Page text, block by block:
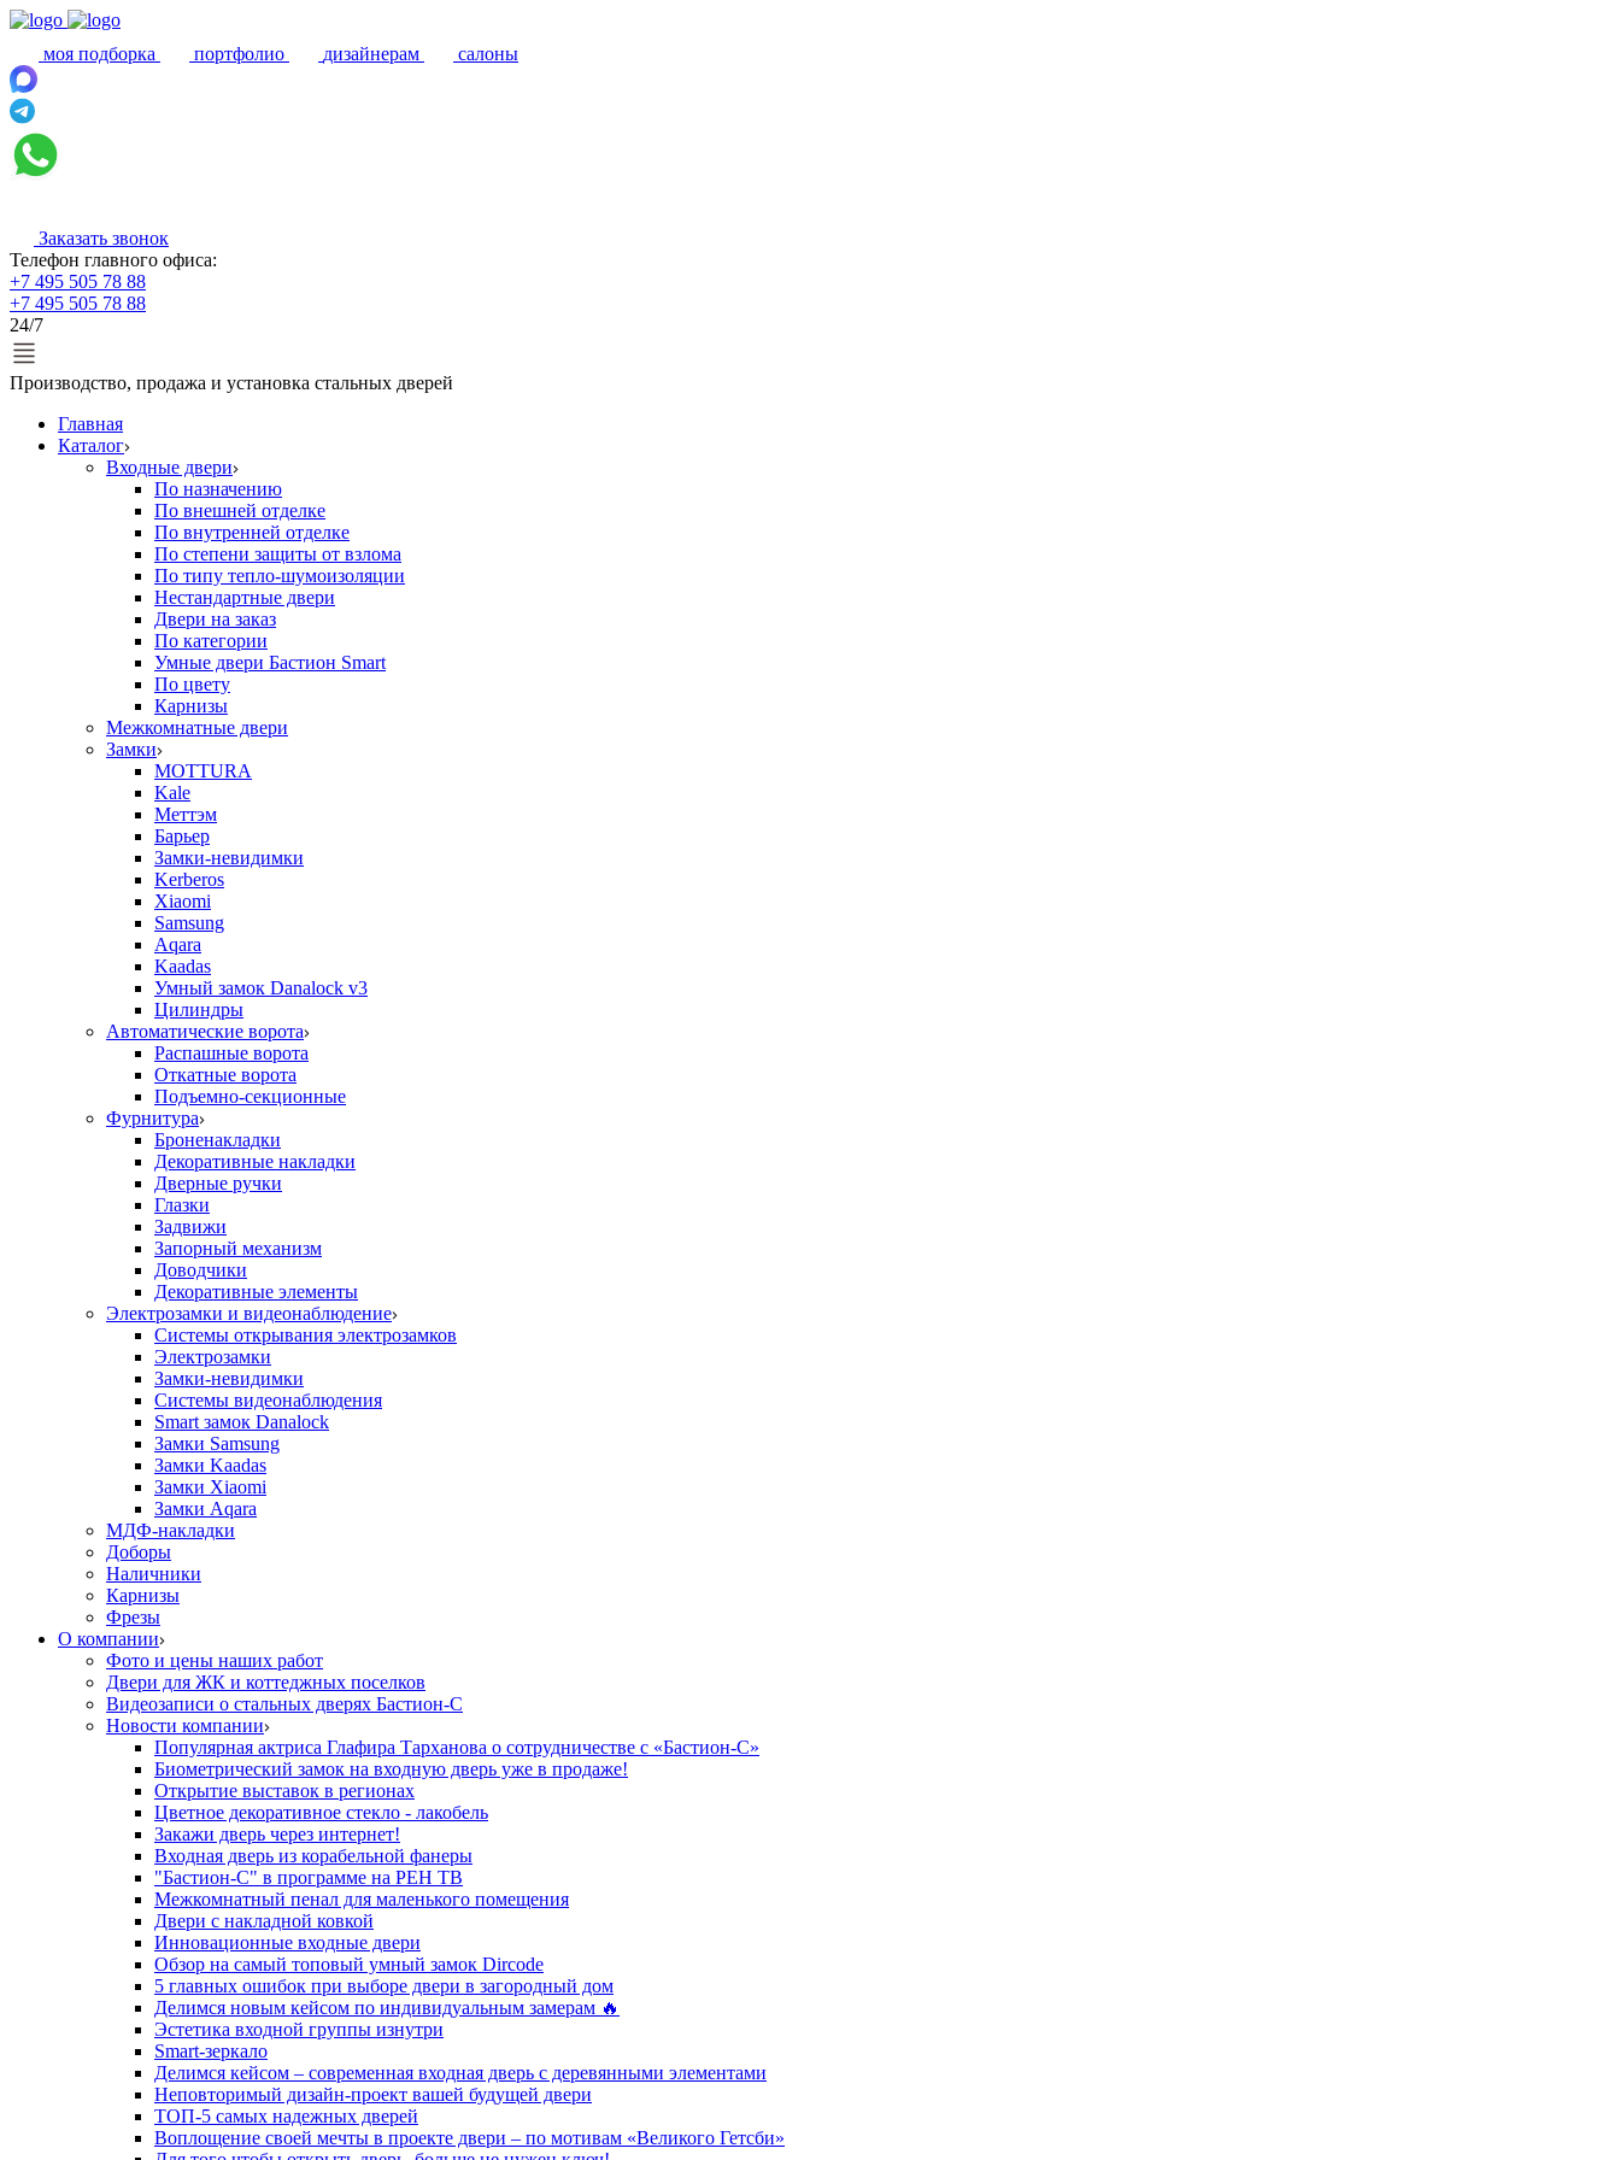
моя подборка портфолио дизайнерам салоны
Заказать звонок
Телефон главного офиса:
+7 495 505 78 88
+7 495 505 78 88
24/7
Производство, продажа и установка стальных дверей
Главная
Каталог
Входные двери
По назначению
По внешней отделке
По внутренней отделке
По степени защиты от взлома
По типу тепло-шумоизоляции
Нестандартные двери
Двери на заказ
По категории
Умные двери Бастион Smart
По цвету
Карнизы
Межкомнатные двери
Замки
MOTTURA
Kale
Меттэм
Барьер
Замки-невидимки
Kerberos
Xiaomi
Samsung
Aqara
Kaadas
Умный замок Danalock v3
Цилиндры
Автоматические ворота
Распашные ворота
Откатные ворота
Подъемно-секционные
Фурнитура
Броненакладки
Декоративные накладки
Дверные ручки
Глазки
Задвижи
Запорный механизм
Доводчики
Декоративные элементы
Электрозамки и видеонаблюдение
Системы открывания электрозамков
Электрозамки
Замки-невидимки
Системы видеонаблюдения
Smart замок Danalock
Замки Samsung
Замки Kaadas
Замки Xiaomi
Замки Aqara
МДФ-накладки
Доборы
Наличники
Карнизы
Фрезы
О компании
Фото и цены наших работ
Двери для ЖК и коттеджных поселков
Видеозаписи о стальных дверях Бастион-С
Новости компании
Популярная актриса Глафира Тарханова о сотрудничестве с «Бастион-С»
Биометрический замок на входную дверь уже в продаже!
Открытие выставок в регионах
Цветное декоративное стекло - лакобель
Закажи дверь через интернет!
Входная дверь из корабельной фанеры
"Бастион-С" в программе на РЕН ТВ
Межкомнатный пенал для маленького помещения
Двери с накладной ковкой
Инновационные входные двери
Обзор на самый топовый умный замок Dircode
5 главных ошибок при выборе двери в загородный дом
Делимся новым кейсом по индивидуальным замерам 🔥
Эстетика входной группы изнутри
Smart-зеркало
Делимся кейсом – современная входная дверь с деревянными элементами
Неповторимый дизайн-проект вашей будущей двери
ТОП-5 самых надежных дверей
Воплощение своей мечты в проекте двери – по мотивам «Великого Гетсби»